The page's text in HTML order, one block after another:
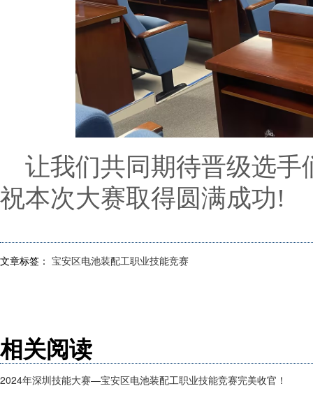
让我们共同期待晋级选
祝本次大赛取得圆满成功!
文章标签： 宝安区电池装配工职业技能竞赛
相关阅读
2024年深圳技能大赛—宝安区电池装配工职业技能竞赛完美收官！